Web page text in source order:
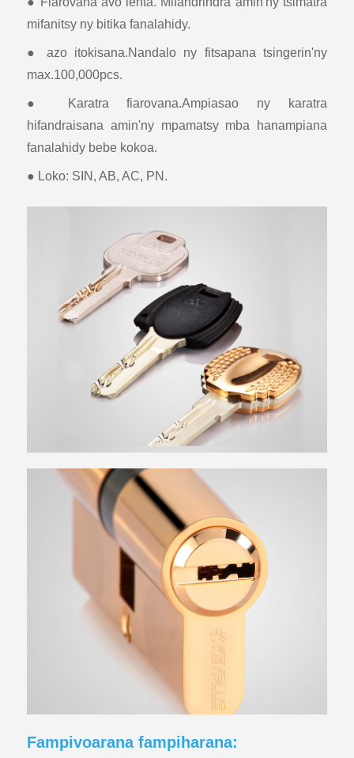
mifanitsy ny bitika fanalahidy.
● azo itokisana.Nandalo ny fitsapana tsingerin'ny
max.100,000pcs.
● Karatra fiarovana.Ampiasao ny karatra
hifandraisana amin'ny mpamatsy mba hanampiana
fanalahidy bebe kokoa.
● Loko: SIN, AB, AC, PN.
Fampivoarana fampiharana: